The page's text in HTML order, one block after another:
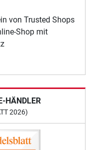
von Trusted Shops
Shop mit
HÄNDLER
2026)